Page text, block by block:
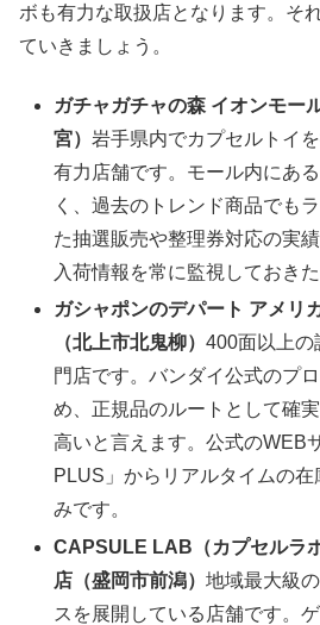
ボも有力な取扱店となります。そ
ていきましょう。
ガチャガチャの森 イオンモー
宮）岩手県内でカプセルトイ
有力店舗です。モール内にあ
く、過去のトレンド商品でも
た抽選販売や整理券対応の実
入荷情報を常に監視しておき
ガシャポンのデパート アメリ
（北上市北鬼柳）400面以上の
門店です。バンダイ公式のプ
め、正規品のルートとして確
高いと言えます。公式のWEB
PLUS」からリアルタイムの
みです。
CAPSULE LAB（カプセルラ
店（盛岡市前潟）地域最大級
スを展開している店舗です。